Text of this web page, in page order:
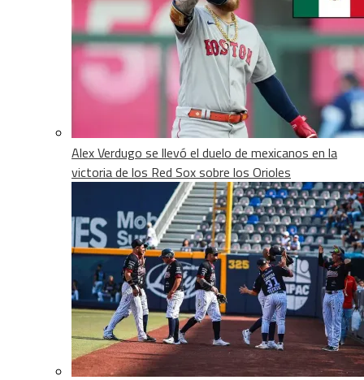
Alex Verdugo se llevó el duelo de mexicanos en la
victoria de los Red Sox sobre los Orioles